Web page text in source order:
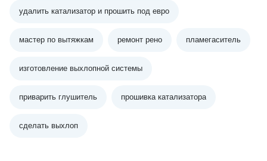
удалить катализатор и прошить под евро
мастер по вытяжкам ремонт рено пламегаситель
изготовление выхлопной системы
приварить глушитель прошивка катализатора
сделать выхлоп